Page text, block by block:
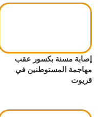
إصابة مسنة بكسور عقب
مهاجمة المستوطنين في
قريوت